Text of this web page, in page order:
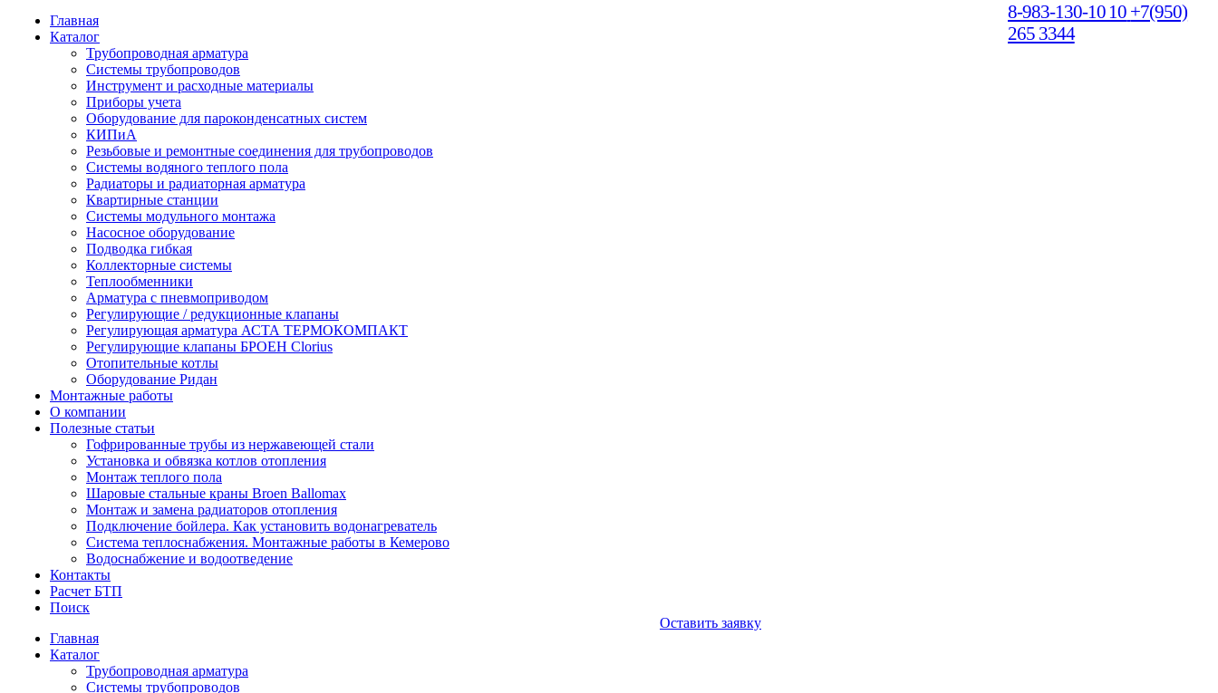
Главная
Каталог
Трубопроводная арматура
Системы трубопроводов
Инструмент и расходные материалы
Приборы учета
Оборудование для пароконденсатных систем
КИПиА
Резьбовые и ремонтные соединения для трубопроводов
Системы водяного теплого пола
Радиаторы и радиаторная арматура
Квартирные станции
Системы модульного монтажа
Насосное оборудование
Подводка гибкая
Коллекторные системы
Теплообменники
Арматура с пневмоприводом
Регулирующие / редукционные клапаны
Регулирующая арматура АСТА ТЕРМОКОМПАКТ
Регулирующие клапаны БРОЕН Clorius
Отопительные котлы
Оборудование Ридан
Монтажные работы
О компании
Полезные статьи
Гофрированные трубы из нержавеющей стали
Установка и обвязка котлов отопления
Монтаж теплого пола
Шаровые стальные краны Broen Ballomax
Монтаж и замена радиаторов отопления
Подключение бойлера. Как установить водонагреватель
Система теплоснабжения. Монтажные работы в Кемерово
Водоснабжение и водоотведение
Контакты
Расчет БТП
Поиск
Главная
Каталог
Трубопроводная арматура
Системы трубопроводов
Оставить заявку
8-983-130-10 10 +7(950)
265 3344